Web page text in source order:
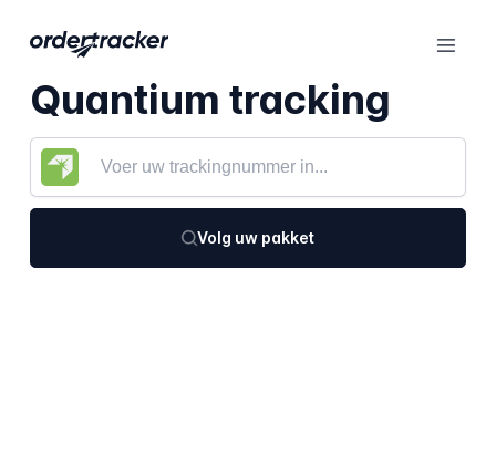
Quantium tracking
Volg uw pakket